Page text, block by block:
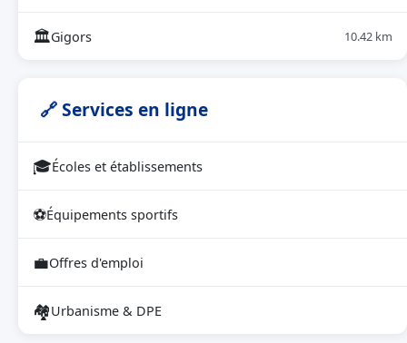
🏛Gigors 10.42 km
🔗 Services en ligne
🎓Écoles et établissements
⚽Équipements sportifs
💼Offres d'emploi
🏘Urbanisme & DPE